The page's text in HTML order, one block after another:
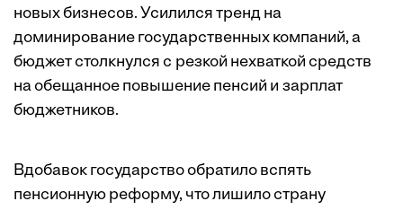
новых бизнесов. Усилился тренд на
доминирование государственных компаний, а
бюджет столкнулся с резкой нехваткой средств
на обещанное повышение пенсий и зарплат
бюджетников.
Вдобавок государство обратило вспять
пенсионную реформу, что лишило страну